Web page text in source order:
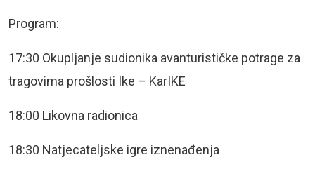
Program:
17:30 Okupljanje sudionika avanturističke potrage za
tragovima prošlosti Ike – KarIKE
18:00 Likovna radionica
18:30 Natjecateljske igre iznenađenja